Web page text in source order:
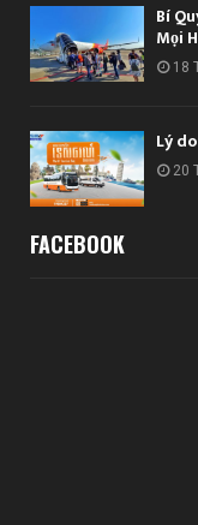
Bí
Mọi
18
Lý
20
FACEBOOK